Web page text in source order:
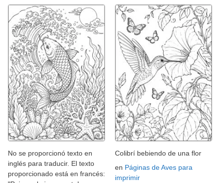
No se proporcionó texto en
inglés para traducir. El texto
proporcionado está en francés:
Colibrí bebiendo de una flor
en Páginas de Aves para
imprimir